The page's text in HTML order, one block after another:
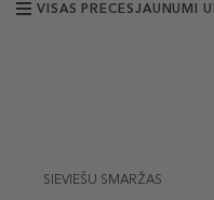
VISAS PRECESJAUNUMI
SIEVIEŠU SMARŽAS